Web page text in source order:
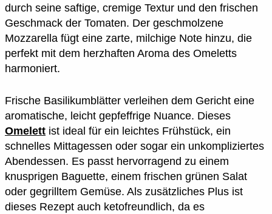
durch seine saftige, cremige Textur und den frischen
Geschmack der Tomaten. Der geschmolzene
Mozzarella fügt eine zarte, milchige Note hinzu, die
perfekt mit dem herzhaften Aroma des Omeletts
harmoniert.
Frische Basilikumblätter verleihen dem Gericht eine
aromatische, leicht gepfeffrige Nuance. Dieses
Omelett ist ideal für ein leichtes Frühstück, ein
schnelles Mittagessen oder sogar ein unkompliziertes
Abendessen. Es passt hervorragend zu einem
knusprigen Baguette, einem frischen grünen Salat
oder gegrilltem Gemüse. Als zusätzliches Plus ist
dieses Rezept auch ketofreundlich, da es